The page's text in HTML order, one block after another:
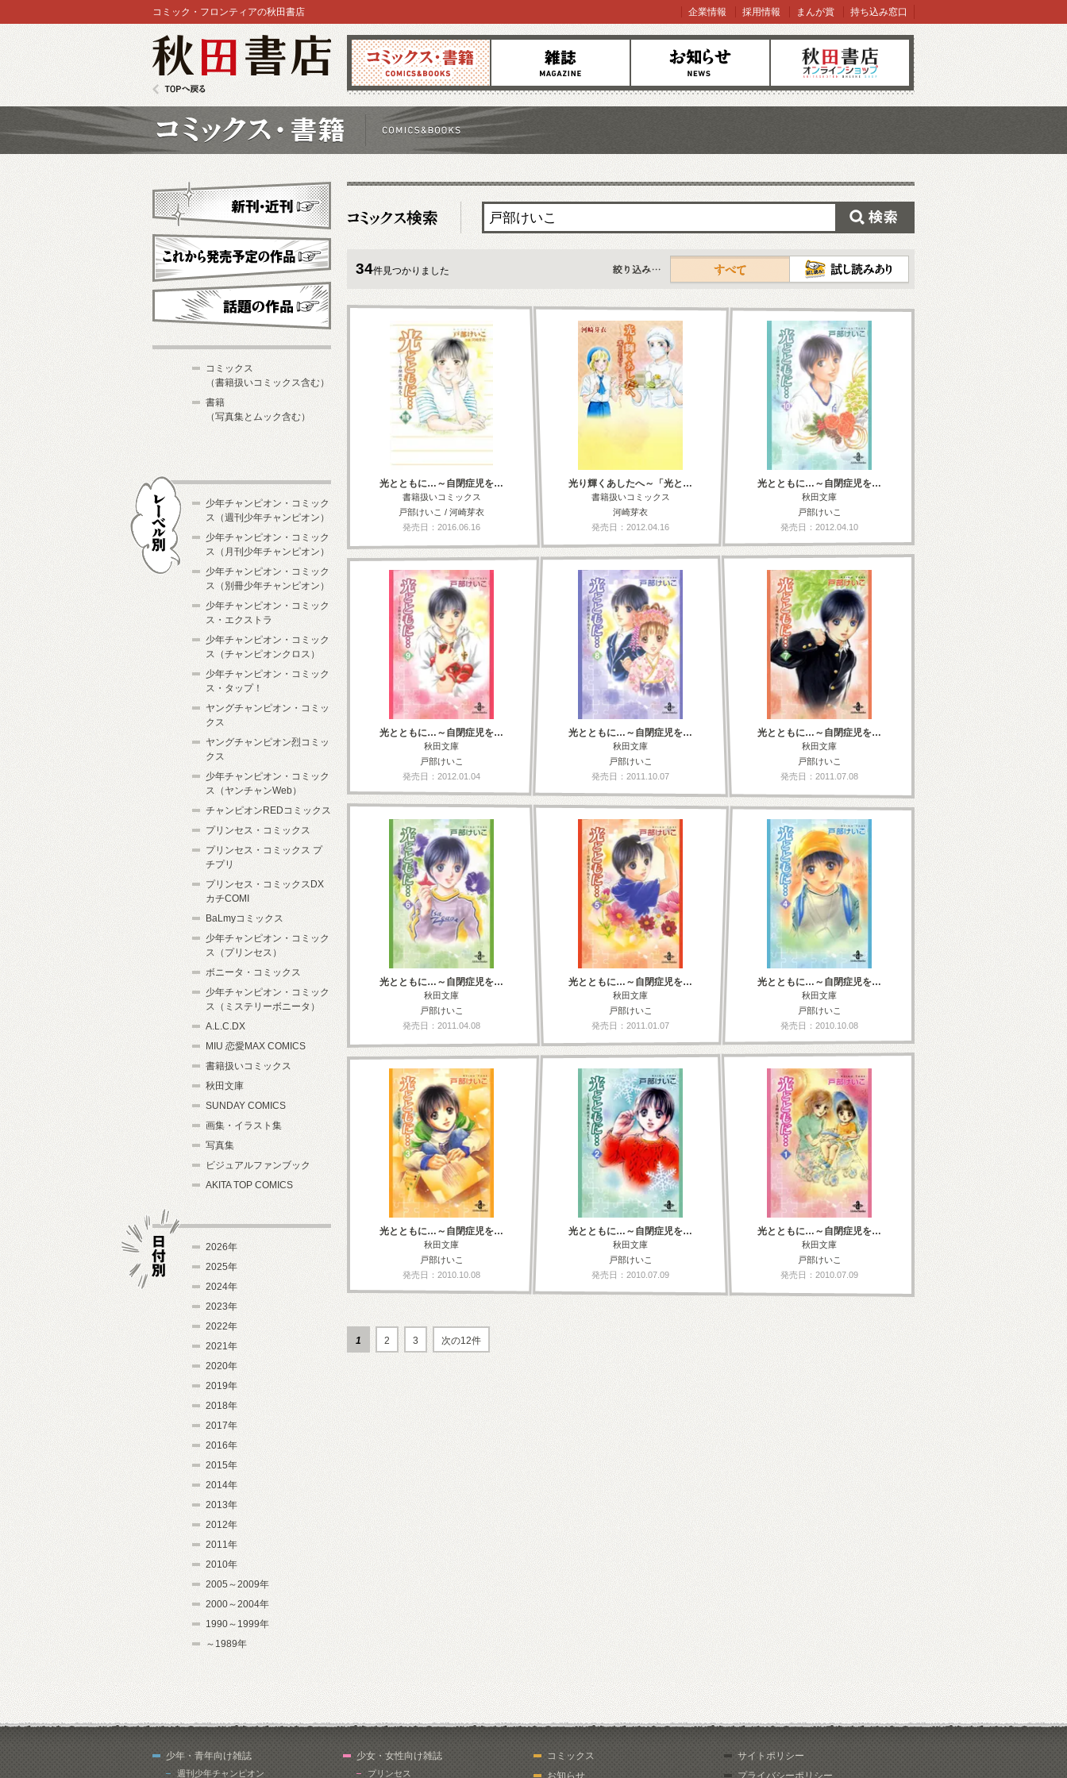
コミックス 雑誌 お知らせ オンラインショップ
コミック・フロンティアの秋田書店 企業情報 採用情報 まんが賞 持ち込み窓口
34件見つかりました
すべて
光とともに…～自閉症児を…
書籍扱いコミックス
戸部けいこ / 河崎芽衣
発売日：2016.06.16
光り輝くあしたへ～「光と…
書籍扱いコミックス
河崎芽衣
発売日：2012.04.16
光とともに…～自閉症児を…
秋田文庫
戸部けいこ
発売日：2012.04.10
光とともに…～自閉症児を…
秋田文庫
戸部けいこ
発売日：2012.01.04
光とともに…～自閉症児を…
秋田文庫
戸部けいこ
発売日：2011.10.07
光とともに…～自閉症児を…
秋田文庫
戸部けいこ
発売日：2011.07.08
光とともに…～自閉症児を…
秋田文庫
戸部けいこ
発売日：2011.04.08
光とともに…～自閉症児を…
秋田文庫
戸部けいこ
発売日：2011.01.07
光とともに…～自閉症児を…
秋田文庫
戸部けいこ
発売日：2010.10.08
光とともに…～自閉症児を…
秋田文庫
戸部けいこ
発売日：2010.10.08
光とともに…～自閉症児を…
秋田文庫
戸部けいこ
発売日：2010.07.09
光とともに…～自閉症児を…
秋田文庫
戸部けいこ
発売日：2010.07.09
1 2 3 次の12件
新刊・近刊
これから発売予定
コミックス
（書籍扱いコミックス含む）
書籍
（写真集とムック含む）
少年チャンピオン・コミック
ス（週刊少年チャンピオン）
少年チャンピオン・コミック
ス（月刊少年チャンピオン）
少年チャンピオン・コミック
ス（別冊少年チャンピオン）
少年チャンピオン・コミック
ス・エクストラ
少年チャンピオン・コミック
ス（チャンピオンクロス）
少年チャンピオン・コミック
ス・タップ！
ヤングチャンピオン・コミッ
クス
ヤングチャンピオン烈コミッ
クス
少年チャンピオン・コミック
ス（ヤンチャンWeb）
チャンピオンREDコミックス
プリンセス・コミックス
プリンセス・コミックス プ
チプリ
プリンセス・コミックスDX
カチCOMI
BaLmyコミックス
少年チャンピオン・コミック
ス（プリンセス）
ボニータ・コミックス
少年チャンピオン・コミック
ス（ミステリーボニータ）
A.L.C.DX
MIU 恋愛MAX COMICS
書籍扱いコミックス
秋田文庫
SUNDAY COMICS
画集・イラスト集
写真集
ビジュアルファンブック
AKITA TOP COMICS
2026年
2025年
2024年
2023年
2022年
2021年
2020年
2019年
2018年
2017年
2016年
2015年
2014年
2013年
2012年
2011年
2010年
2005～2009年
2000～2004年
1990～1999年
～1989年
少年・青年向け雑誌
週刊少年チャンピオン
少女・女性向け雑誌
プリンセス
コミックス
お知らせ
サイトポリシー
プライバシーポリシー